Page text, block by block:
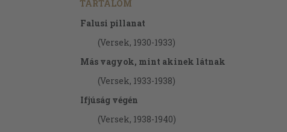
TARTALOM
Falusi pillanat
(Versek, 1930-1933)
Más vagyok, mint akinek látnak
(Versek, 1933-1938)
Ifjúság végén
(Versek, 1938-1940)